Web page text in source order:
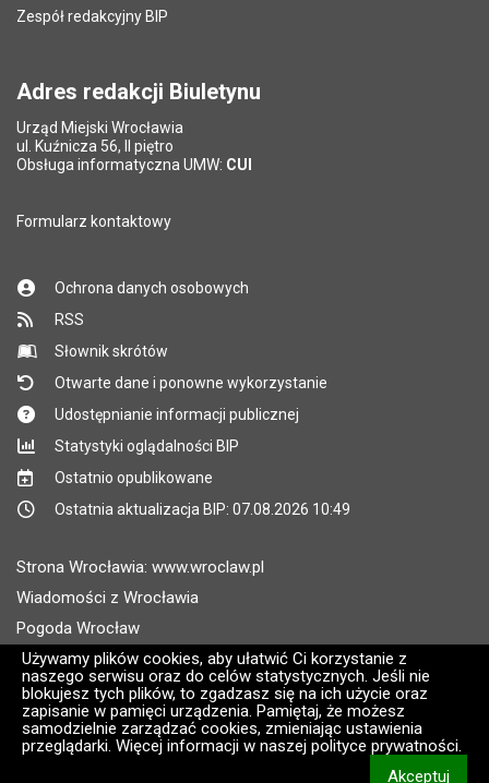
Używamy plików cookies, aby ułatwić Ci korzystanie z
naszego serwisu oraz do celów statystycznych. Jeśli nie
blokujesz tych plików, to zgadzasz się na ich użycie oraz
zapisanie w pamięci urządzenia. Pamiętaj, że możesz
samodzielnie zarządzać cookies, zmieniając ustawienia
przeglądarki. Więcej informacji w naszej polityce prywatności.
Akceptuj
Zespół redakcyjny BIP
Adres redakcji Biuletynu
Urząd Miejski Wrocławia
ul. Kuźnicza 56, II piętro
Obsługa informatyczna UMW: CUI
Formularz kontaktowy
Ochrona danych osobowych
RSS
Słownik skrótów
Otwarte dane i ponowne wykorzystanie
Udostępnianie informacji publicznej
Statystyki oglądalności BIP
Ostatnio opublikowane
Ostatnia aktualizacja BIP: 07.08.2026 10:49
Strona Wrocławia: www.wroclaw.pl
Wiadomości z Wrocławia
Pogoda Wrocław
Rozkłady jazdy MPK Wrocław
Administratorem wroclaw.pl jest: ARAW
Wersja systemu: 2.8.30.09